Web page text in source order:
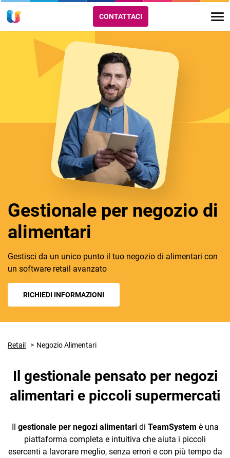
Fatturazione
Financial Solutions
Trust Services
CONTATTACI
Gestionale per negozio di
alimentari
Gestisci da un unico punto il tuo negozio di alimentari con
un software retail avanzato
RICHIEDI INFORMAZIONI
Retail Negozio Alimentari
Il gestionale pensato per negozi
alimentari e piccoli supermercati
Il gestionale per negozi alimentaridi TeamSystem è una
piattaforma completa e intuitiva che aiuta i piccoli
esercenti a lavorare meglio, senza errori e con più tempo da